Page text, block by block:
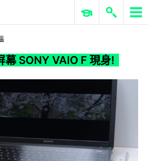
3D屏幕 SONY VAIO F 現身!
ERP 與商業 AI
SONY VAIO F 現身!